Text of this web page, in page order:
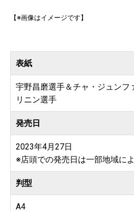
【※画像はイメージです】
表紙
宇野昌磨選手＆チャ・ジュンフ
リニン選手
発売日
2023年4月27日
※店頭での発売日は一部地域に
判型
A4